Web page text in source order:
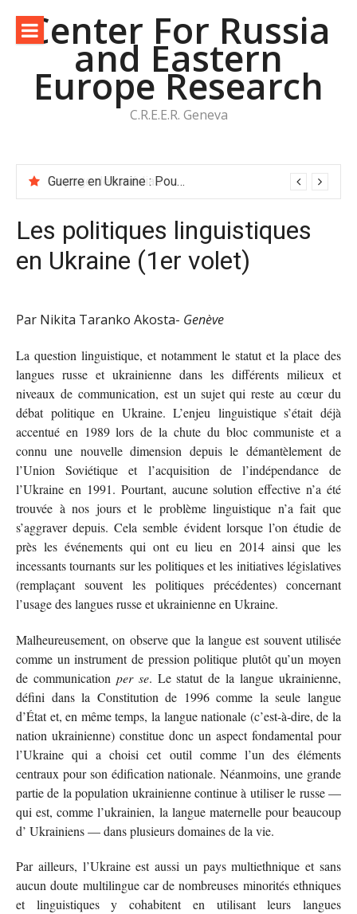
contenuCenter For Russia
and Eastern
Europe Research
C.R.E.E.R. Geneva
Guerre en Ukraine : Poutine, le rubicon et le nœud gordien
Les politiques linguistiques
en Ukraine (1er volet)
Par Nikita Taranko Akosta- Genève
La question linguistique, et notamment le statut et la place des
langues russe et ukrainienne dans les différents milieux et
niveaux de communication, est un sujet qui reste au cœur du
débat politique en Ukraine. L’enjeu linguistique s’était déjà
accentué en 1989 lors de la chute du bloc communiste et a
connu une nouvelle dimension depuis le démantèlement de
l’Union Soviétique et l’acquisition de l’indépendance de
l’Ukraine en 1991. Pourtant, aucune solution effective n’a été
trouvée à nos jours et le problème linguistique n’a fait que
s’aggraver depuis. Cela semble évident lorsque l’on étudie de
près les événements qui ont eu lieu en 2014 ainsi que les
incessants tournants sur les politiques et les initiatives législatives
(remplaçant souvent les politiques précédentes) concernant
l’usage des langues russe et ukrainienne en Ukraine.
Malheureusement, on observe que la langue est souvent utilisée
comme un instrument de pression politique plutôt qu’un moyen
de communication per se. Le statut de la langue ukrainienne,
défini dans la Constitution de 1996 comme la seule langue
d’État et, en même temps, la langue nationale (c’est-à-dire, de la
nation ukrainienne) constitue donc un aspect fondamental pour
l’Ukraine qui a choisi cet outil comme l’un des éléments
centraux pour son édification nationale. Néanmoins, une grande
partie de la population ukrainienne continue à utiliser le russe —
qui est, comme l’ukrainien, la langue maternelle pour beaucoup
d’ Ukrainiens — dans plusieurs domaines de la vie.
Par ailleurs, l’Ukraine est aussi un pays multiethnique et sans
aucun doute multilingue car de nombreuses minorités ethniques
et linguistiques y cohabitent en utilisant leurs langues